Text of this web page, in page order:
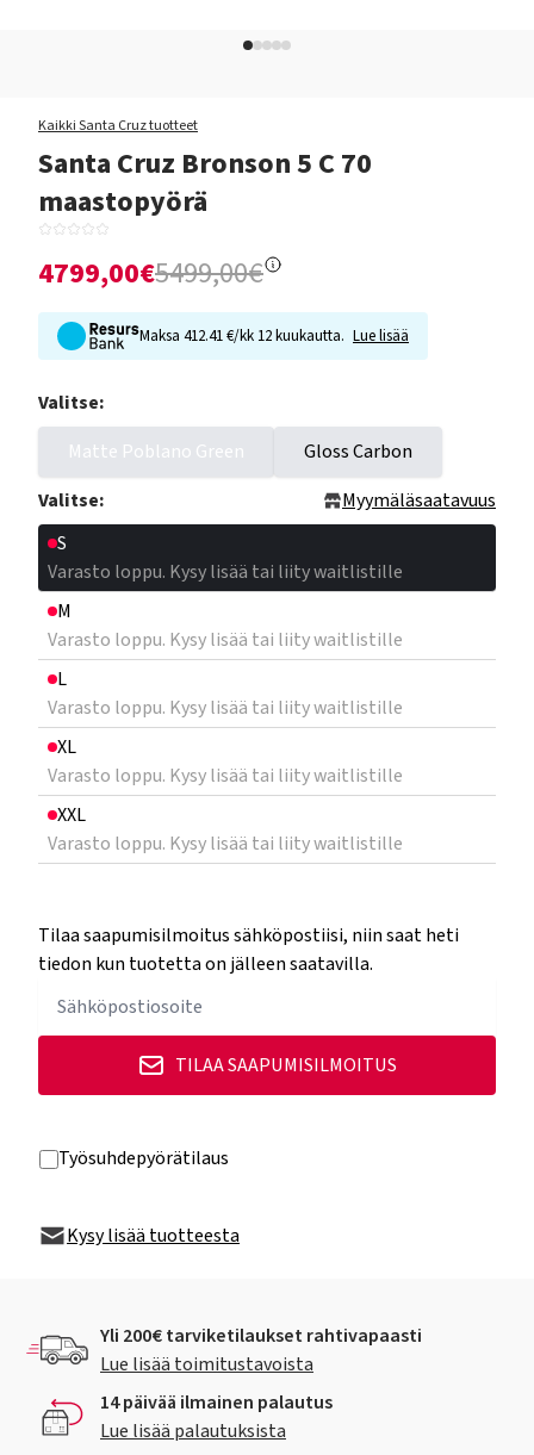
Kaikki Santa Cruz tuotteet
Santa Cruz Bronson 5 C 70
maastopyörä
4799,00€5499,00€
Maksa 412.41 €/kk 12 kuukautta. Lue lisää
Valitse:
Matte Poblano Green
Gloss Carbon
Valitse:
Myymäläsaatavuus
S
Varasto loppu. Kysy lisää tai liity waitlistille
M
Varasto loppu. Kysy lisää tai liity waitlistille
L
Varasto loppu. Kysy lisää tai liity waitlistille
XL
Varasto loppu. Kysy lisää tai liity waitlistille
XXL
Varasto loppu. Kysy lisää tai liity waitlistille
Tilaa saapumisilmoitus sähköpostiisi, niin saat heti
tiedon kun tuotetta on jälleen saatavilla.
TILAA SAAPUMISILMOITUS
Työsuhdepyörätilaus
Kysy lisää tuotteesta
Yli 200€ tarviketilaukset rahtivapaasti
Lue lisää toimitustavoista
14 päivää ilmainen palautus
Lue lisää palautuksista